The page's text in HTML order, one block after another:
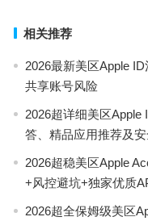
相关推荐
2026最新美区Apple
共享账号风险
2026超详细美区
答、精品应用推荐及
2026超稳美区Apple
+风控避坑+独家优质
2026超全保姆级美区